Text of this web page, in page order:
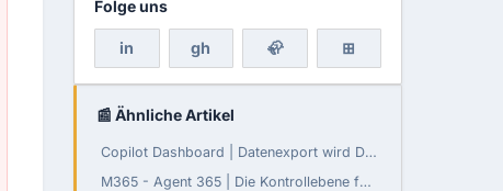
Folge uns
in gh 🦣 ⊞
📰 Ähnliche Artikel
Copilot Dashboard | Datenexport wird Default-on
M365 - Agent 365 | Die Kontrollebene für Agenten